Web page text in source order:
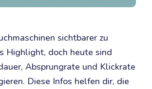
sichtbarer zu
Highlight, doch heute sind
Absprungrate und Klickrate
Diese Infos helfen dir, die